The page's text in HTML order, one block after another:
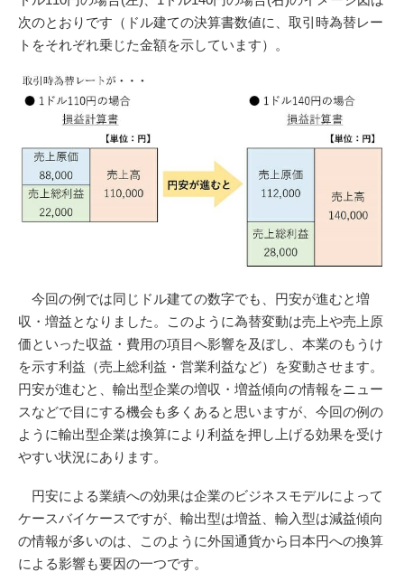
次のとおりです（ドル建ての決算書数値に、取引時為替レー
トをそれぞれ乗じた金額を示しています）。
今回の例では同じドル建ての数字でも、円安が進むと増
収・増益となりました。このように為替変動は売上や売上原
価といった収益・費用の項目へ影響を及ぼし、本業のもうけ
を示す利益（売上総利益・営業利益など）を変動させます。
円安が進むと、輸出型企業の増収・増益傾向の情報をニュー
スなどで目にする機会も多くあると思いますが、今回の例の
ように輸出型企業は換算により利益を押し上げる効果を受け
やすい状況にあります。
円安による業績への効果は企業のビジネスモデルによって
ケースバイケースですが、輸出型は増益、輸入型は減益傾向
の情報が多いのは、このように外国通貨から日本円への換算
による影響も要因の一つです。